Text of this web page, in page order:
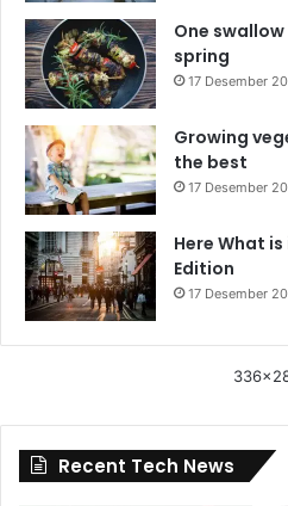
One
spring
17 Desember
Growing
the best
17 Desember
Here What
Edition
17 Desember
Recent Tech News